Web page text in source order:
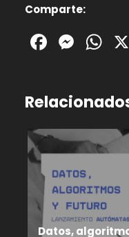
Comparte:
Datos,